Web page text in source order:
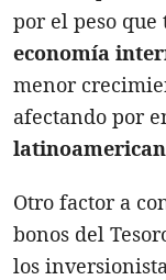
por el peso
economía
menor
afectando por
Otro factor a
bonos del
los